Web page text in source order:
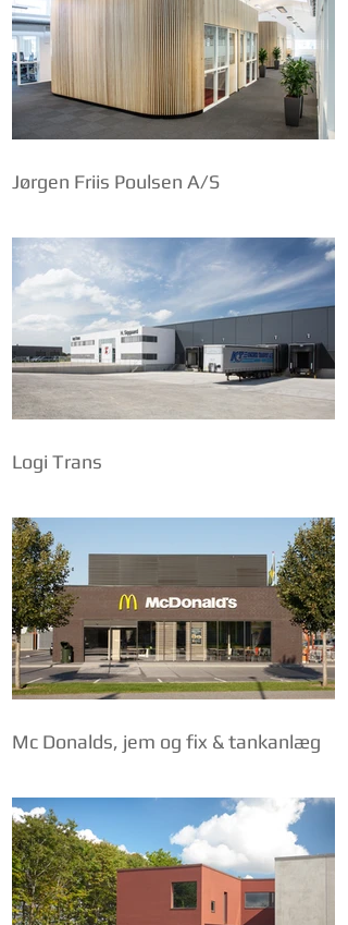
Jørgen Friis Poulsen A/S
Logi Trans
Mc Donalds, jem og fix & tankanlæg